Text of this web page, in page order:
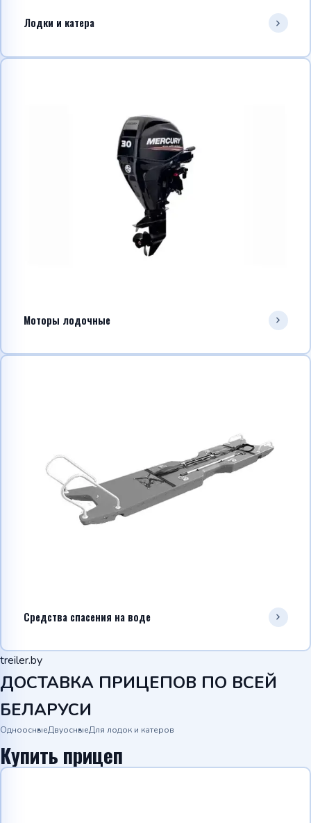
Лодки и катера
Моторы лодочные
Средства спасения на воде
treiler.by
ДОСТАВКА ПРИЦЕПОВ ПО ВСЕЙ
БЕЛАРУСИ
ОдноосныеДвуосныеДля лодок и катеров
Купить прицеп